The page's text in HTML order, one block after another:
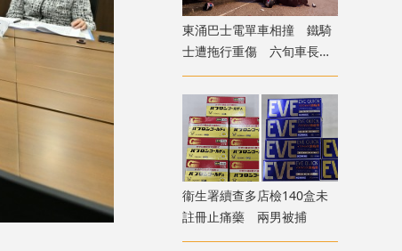
東涌巴士電單車相撞 鐵騎
士遭拖行重傷 六旬車長涉
危駕被捕
衞生署續查多店檢140盒未
註冊止痛藥 兩男被捕